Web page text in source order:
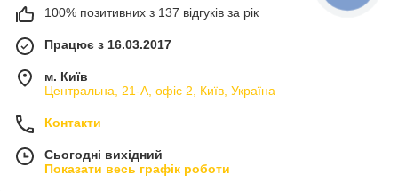
100% позитивних з 137 відгуків за рік
Працює з 16.03.2017
м. Київ
Центральна, 21-А, офіс 2, Київ, Україна
Контакти
Сьогодні вихідний
Показати весь графік роботи